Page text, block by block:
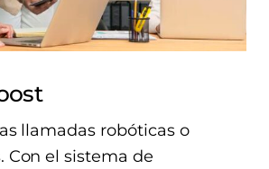
llamadas robóticas o
Con el sistema de